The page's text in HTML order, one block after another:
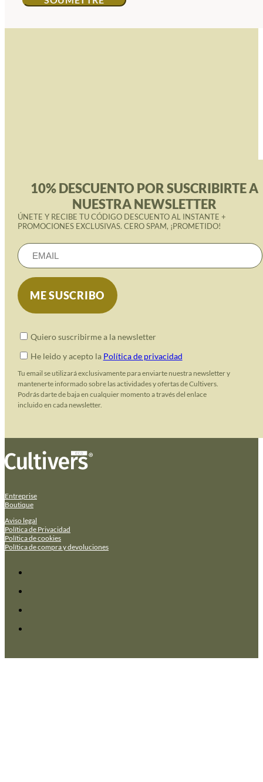
10% DESCUENTO POR SUSCRIBIRTE A
NUESTRA NEWSLETTER
ÚNETE Y RECIBE TU CÓDIGO DESCUENTO AL INSTANTE +
PROMOCIONES EXCLUSIVAS. CERO SPAM, ¡PROMETIDO!
Quiero suscribirme a la newsletter
He leido y acepto la Política de privacidad
Tu email se utilizará exclusivamente para enviarte nuestra newsletter y
mantenerte informado sobre las actividades y ofertas de Cultivers.
Podrás darte de baja en cualquier momento a través del enlace
incluido en cada newsletter.
Entreprise
Boutique
Aviso legal
Política de Privacidad
Política de cookies
Política de compra y devoluciones